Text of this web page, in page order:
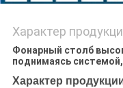
Характер
Фонарный столб
поднимаясь
Характер